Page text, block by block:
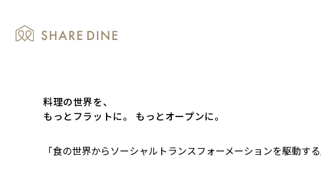
料理の世界を、
もっとフラットに。 もっとオープンに。
「食の世界からソーシャルトランスフォーメーションを駆動す